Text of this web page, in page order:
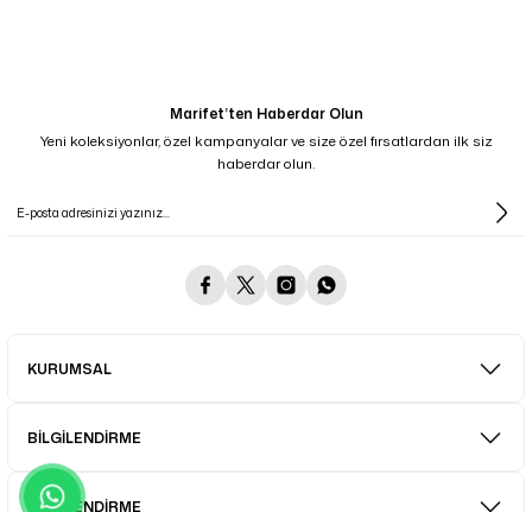
Marifet’ten Haberdar Olun
Yeni koleksiyonlar, özel kampanyalar ve size özel fırsatlardan ilk siz
haberdar olun.
KURUMSAL
BİLGİLENDİRME
BİLGİLENDİRME